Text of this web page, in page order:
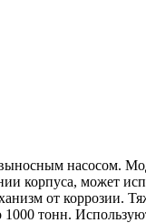
насосом.
корпуса, может
от коррозии.
тонн.